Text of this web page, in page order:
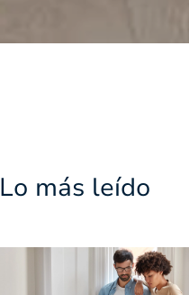
Lo más leído